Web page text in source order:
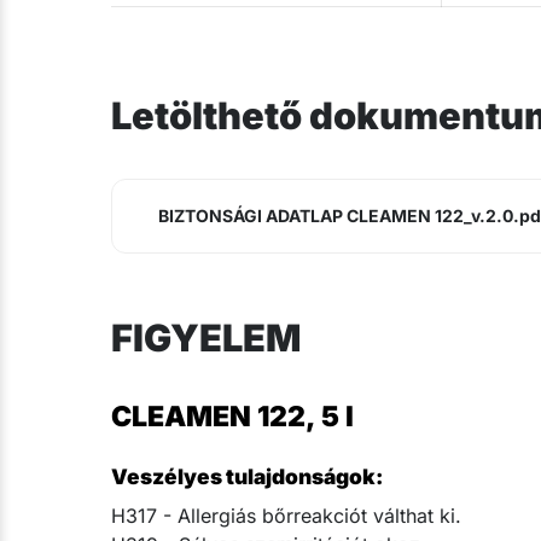
Letölthető
BIZTONSÁGI ADATLAP CLEAMEN
FIGYELEM
CLEAMEN 122, 5 l
Veszélyes tulajdonságok:
H317 - Allergiás bőrreakciót válthat ki.